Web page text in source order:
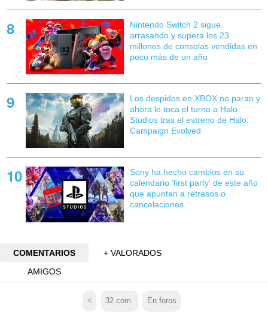
Nintendo Switch 2 sigue
arrasando y supera los 23
millones de consolas vendidas en
poco más de un año
Los despidos en XBOX no paran y
ahora le toca el turno a Halo
Studios tras el estreno de Halo:
Campaign Evolved
Sony ha hecho cambios en su
calendario 'first party' de este año
que apuntan a retrasos o
cancelaciones
COMENTARIOS
+ VALORADOS
AMIGOS
< 32 com. En foros